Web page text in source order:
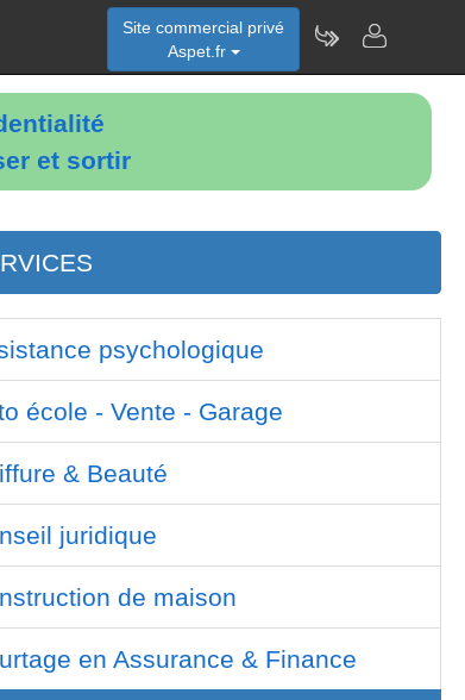
et sortir
Site commercial privé
Aspet.fr
psychologique
école - Vente - Garage
& Beauté
juridique
de maison
en Assurance & Finance